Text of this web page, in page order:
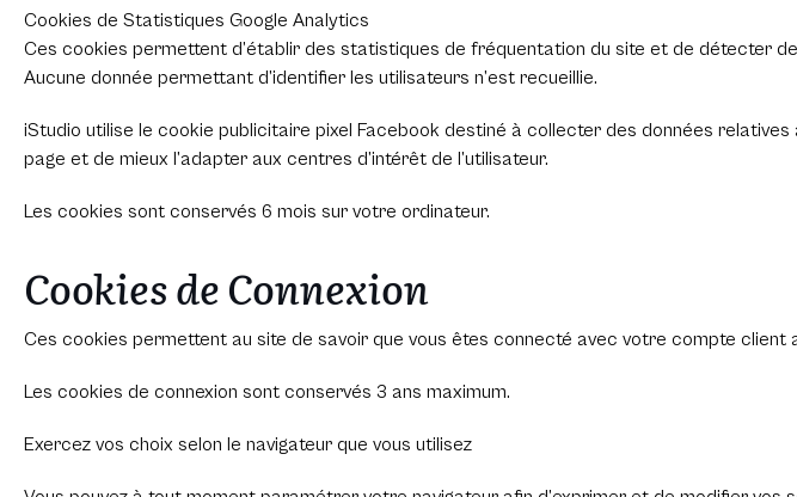
Cookies de Statistiques Google Analytics
Ces cookies permettent d’établir des statistiques de fréquentation du site et de détecter
Aucune donnée permettant d’identifier les utilisateurs n’est recueillie.
iStudio utilise le cookie publicitaire pixel Facebook destiné à collecter des données
page et de mieux l’adapter aux centres d’intérêt de l’utilisateur.
Les cookies sont conservés 6 mois sur votre ordinateur.
Cookies de Connexion
Ces cookies permettent au site de savoir que vous êtes connecté avec votre compte client
Les cookies de connexion sont conservés 3 ans maximum.
Exercez vos choix selon le navigateur que vous utilisez